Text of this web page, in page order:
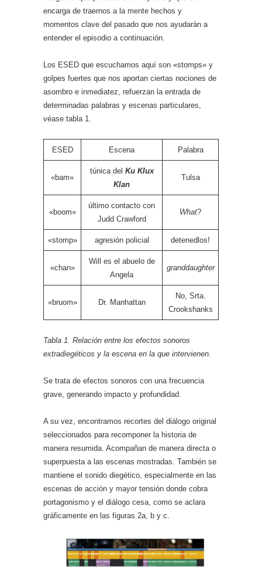
encarga de traernos a la mente hechos y
momentos clave del pasado que nos ayudarán a
entender el episodio a continuación.
Los ESED que escuchamos aquí son «stomps» y
golpes fuertes que nos aportan ciertas nociones de
asombro e inmediatez, refuerzan la entrada de
determinadas palabras y escenas particulares,
véase tabla 1.
ESED Escena Palabra
«bam»
túnica del Ku Klux
Klan
Tulsa
«boom»
último contacto con
Judd Crawford
What?
«stomp» agresión policial detenedlos!
«chan»
Will es el abuelo de
Angela
granddaughter
«bruom» Dr. Manhattan
No, Srta.
Crookshanks
Tabla 1. Relación entre los efectos sonoros
extradiegéticos y la escena en la que intervienen.
Se trata de efectos sonoros con una frecuencia
grave, generando impacto y profundidad.
A su vez, encontramos recortes del diálogo original
seleccionados para recomponer la historia de
manera resumida. Acompañan de manera directa o
superpuesta a las escenas mostradas. También se
mantiene el sonido diegético, especialmente en las
escenas de acción y mayor tensión donde cobra
portagonismo y el diálogo cesa, como se aclara
gráficamente en las figuras 2a, b y c.